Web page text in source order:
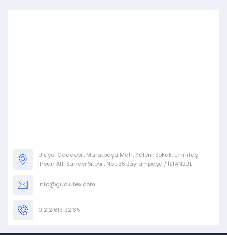
Uluyol Caddesi . Muratpaşa Mah. Kalem Sokak. Emintaş
İhsan Atlı Sanayi Sitesi . No : 35 Bayrampaşa / İSTANBUL
info@guclutex.com
0 212 613 32 35